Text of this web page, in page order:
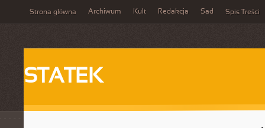
Strona główna Archiwum Kult Redakcja Sad Spis Treści
STATEK